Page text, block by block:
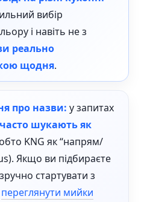
вибір
і навіть не з
реально
щодня.
про назви: у запитах
шукають як
KNG як “напрям/
Якщо ви підбираєте
стартувати з
переглянути мийки